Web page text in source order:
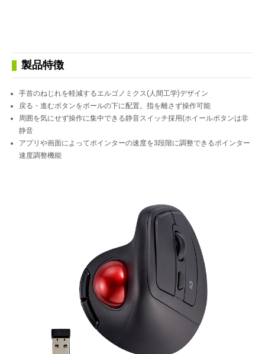
製品特徴
手首のねじれを軽減するエルゴノミクス(人間工学)デザイン
戻る・進むボタンをボールの下に配置。指を離さず操作可能
周囲を気にせず操作に集中できる静音スイッチ採用(ホイールボタンは非
静音
アプリや画面によってポインターの速度を3段階に調整できるポインター
速度調整機能